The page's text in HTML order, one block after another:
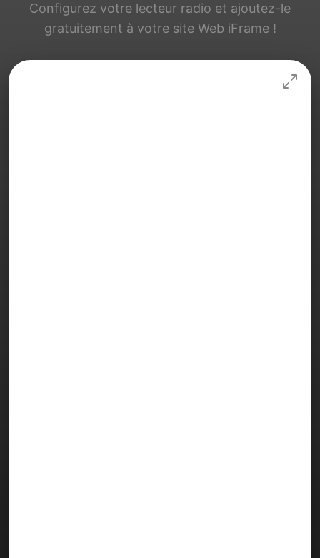
Configurez votre lecteur radio et ajoutez-le
gratuitement à votre site Web iFrame !